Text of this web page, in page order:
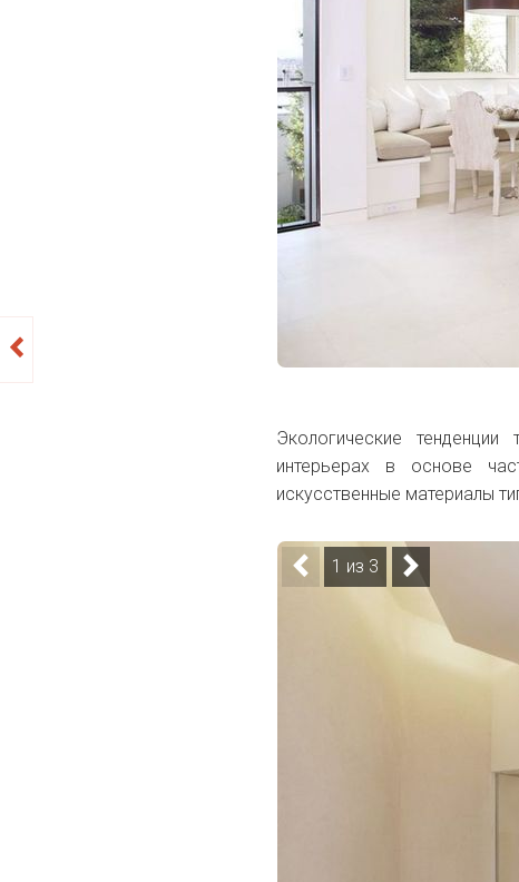
Экологические
интерьерах в основе
искусственные материалы
1 из 3